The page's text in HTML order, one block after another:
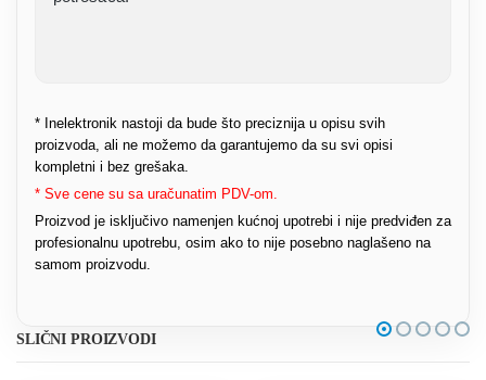
* Inelektronik nastoji da bude što preciznija u opisu svih
proizvoda, ali ne možemo da garantujemo da su svi opisi
kompletni i bez grešaka.
* Sve cene su sa uračunatim PDV-om.
Proizvod je isključivo namenjen kućnoj upotrebi i nije predviđen za
profesionalnu upotrebu, osim ako to nije posebno naglašeno na
samom proizvodu.
SLIČNI PROIZVODI